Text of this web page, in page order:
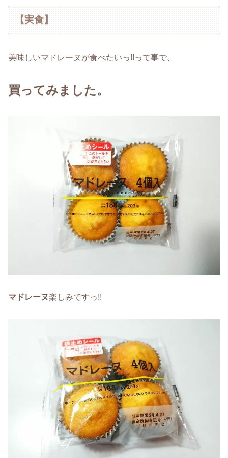
【実食】
美味しいマドレーヌが食べたいっ!!って事で、
買ってみました。
マドレーヌ楽しみですっ!!